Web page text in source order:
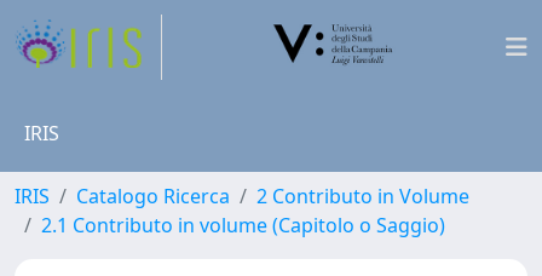
IRIS
IRIS Catalogo Ricerca
2 Contributo in Volume
2.1 Contributo in volume (Capitolo o Saggio)